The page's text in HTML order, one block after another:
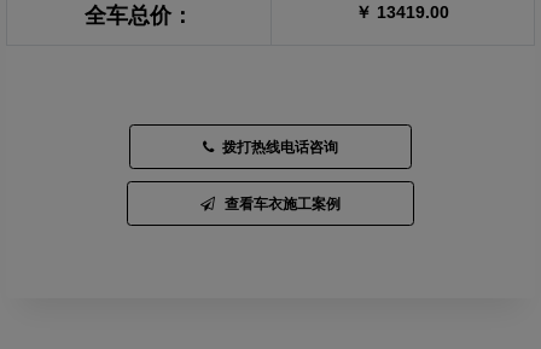
全车总价： ￥ 13419.00
拨打热线电话咨询
查看车衣施工案例